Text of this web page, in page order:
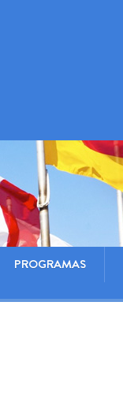
PROGRAMAS